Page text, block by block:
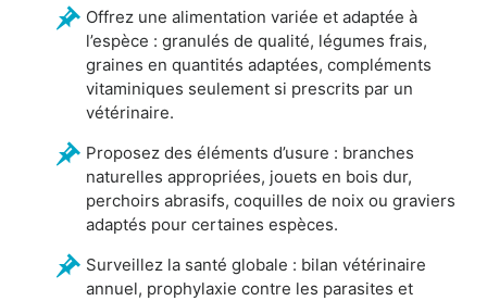
Offrez une alimentation variée et adaptée à
l’espèce : granulés de qualité, légumes frais,
graines en quantités adaptées, compléments
vitaminiques seulement si prescrits par un
vétérinaire.
Proposez des éléments d’usure : branches
naturelles appropriées, jouets en bois dur,
perchoirs abrasifs, coquilles de noix ou graviers
adaptés pour certaines espèces.
Surveillez la santé globale : bilan vétérinaire
annuel, prophylaxie contre les parasites et